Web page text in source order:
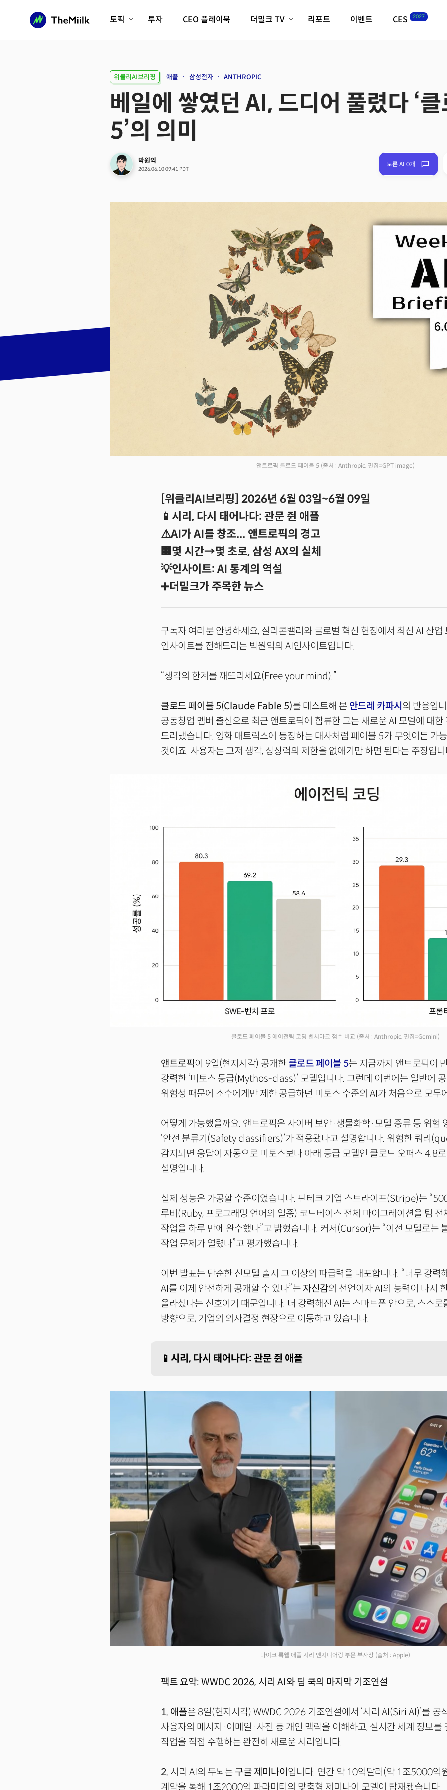
토픽
피지컬AI/로봇
AX비즈니스혁명
디지털자산
미래 교육/직업
전체 기사 보기
투자 CEO 플레이북 더밀크 TV
크리스의 뉴욕 시그널
리포트 이벤트 CES 2027
필드 가이드
CES2027 with
위클리AI브리핑 애플 삼성전자 ANTHROPIC
베일에 쌓였던 AI, 드디어 풀렸다 ‘
5’의 의미
박원익
2026.06.10 09:41 PDT
토론 AI 0개
Twitter
기사링크 복사
앤트로픽 클로드 페이블 5 (출처 : Anthropic, 편집=GPT image)
[위클리AI브리핑] 2026년 6월 03일~6월 09일
📱시리, 다시 태어나다: 관문 쥔 애플
⚠️AI가 AI를 창조... 앤트로픽의 경고
🏢몇 시간→몇 초로, 삼성 AX의 실체
💡인사이트: AI 통계의 역설
➕더밀크가 주목한 뉴스
구독자 여러분 안녕하세요, 실리콘밸리와 글로벌 혁신 현장에서 최신 AI 산업
인사이트를 전해드리는 박원익의 AI인사이트입니다.
“생각의 한계를 깨뜨리세요(Free your mind).”
클로드 페이블 5(Claude Fable 5)를 테스트해 본 안드레 카파시 의 반응입
공동창업 멤버 출신으로 최근 앤트로픽에 합류한 그는 새로운 AI 모델에 대한
드러냈습니다. 영화 매트릭스에 등장하는 대사처럼 페이블 5가 무엇이든 가
것이죠. 사용자는 그저 생각, 상상력의 제한을 없애기만 하면 된다는 주장입니
클로드 페이블 5 에이전틱 코딩 벤치마크 점수 비교 (출처 : Anthropic, 편집=Gemini)
앤트로픽이 9일(현지시각) 공개한 클로드 페이블 5는 지금까지 앤트로픽이
강력한 ‘미토스 등급(Mythos-class)’ 모델입니다. 그런데 이번에는 일반에
위험성 때문에 소수에게만 제한 공급하던 미토스 수준의 AI가 처음으로 모두
어떻게 가능했을까요. 앤트로픽은 사이버 보안·생물화학·모델 증류 등 위험
‘안전 분류기(Safety classifiers)’가 적용됐다고 설명합니다. 위험한 쿼리
감지되면 응답이 자동으로 미토스보다 아래 등급 모델인 클로드 오퍼스 4.8
설명입니다.
실제 성능은 가공할 수준이었습니다. 핀테크 기업 스트라이프(Stripe)는
루비(Ruby, 프로그래밍 언어의 일종) 코드베이스 전체 마이그레이션을 팀 전
작업을 하루 만에 완수했다”고 밝혔습니다. 커서(Cursor)는 “이전 모델로는
작업 문제가 열렸다”고 평가했습니다.
이번 발표는 단순한 신모델 출시 그 이상의 파급력을 내포합니다. “너무 강력
AI를 이제 안전하게 공개할 수 있다”는 자신감의 선언이자 AI의 능력이 다시
올라섰다는 신호이기 때문입니다. 더 강력해진 AI는 스마트폰 안으로, 스스로
방향으로, 기업의 의사결정 현장으로 이동하고 있습니다.
📱시리, 다시 태어나다: 관문 쥔 애플
마이크 록웰 애플 시리 엔지니어링 부문 부사장 (출처 : Apple)
팩트 요약: WWDC 2026, 시리 AI와 팀 쿡의 마지막 기조연설
1. 애플은 8일(현지시각) WWDC 2026 기조연설에서 ‘시리 AI(Siri AI)’를 공
사용자의 메시지·이메일·사진 등 개인 맥락을 이해하고, 실시간 세계 정보를
작업을 직접 수행하는 완전히 새로운 시리입니다.
2. 시리 AI의 두뇌는 구글 제미나이 입니다. 연간 약 10억달러(약 1조5000억
계약을 통해 1조2000억 파라미터의 맞춤형 제미나이 모델이 탑재됐습니다.